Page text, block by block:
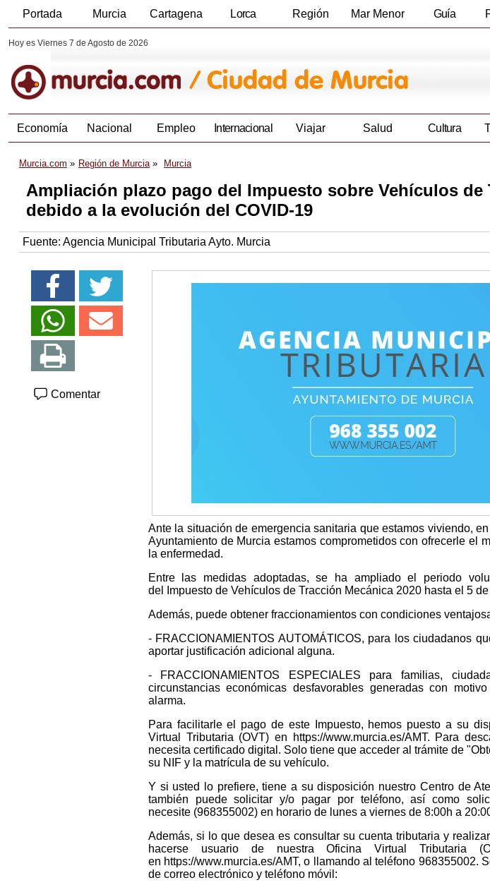
Portada Murcia Cartagena Lorca Región Mar Menor Guía
Hoy es Viernes 7 de Agosto de 2026
Economía Nacional Empleo Internacional Viajar Salud Cultura
Murcia.com Región de Murcia Murcia
Ampliación plazo pago del Impuesto sobre Vehículos de
debido a la evolución del COVID-19
Fuente: Agencia Municipal Tributaria Ayto. Murcia
Comentar
Ante la situación de emergencia sanitaria que estamos viviendo,
Ayuntamiento de Murcia estamos comprometidos con ofrecerle el
la enfermedad.
Entre las medidas adoptadas, se ha ampliado el periodo
del Impuesto de Vehículos de Tracción Mecánica 2020 hasta el 5
Además, puede obtener fraccionamientos con condiciones
- FRACCIONAMIENTOS AUTOMÁTICOS, para los ciudadanos
aportar justificación adicional alguna.
- FRACCIONAMIENTOS ESPECIALES para familias,
circunstancias económicas desfavorables generadas con
alarma.
Para facilitarle el pago de este Impuesto, hemos puesto a su
Virtual Tributaria (OVT) en https://www.murcia.es/AMT. Para
necesita certificado digital. Solo tiene que acceder al trámite de
su NIF y la matrícula de su vehículo.
Y si usted lo prefiere, tiene a su disposición nuestro Centro de
también puede solicitar y/o pagar por teléfono, así como
necesite (968355002) en horario de lunes a viernes de 8:00h a
Además, si lo que desea es consultar su cuenta tributaria y
hacerse usuario de nuestra Oficina Virtual Tributaria
en https://www.murcia.es/AMT, o llamando al teléfono 968355002.
de correo electrónico y teléfono móvil: